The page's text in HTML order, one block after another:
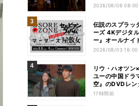
2026/08/06 08:00
伝説のスプラッ
ーズ 4Kデジタ
ー』オールナイ
が発表
2026/08/03 16:00
リウ・ハオツン
ユーの中国ドラ
空』のDVDレ
日より開始
17時間前